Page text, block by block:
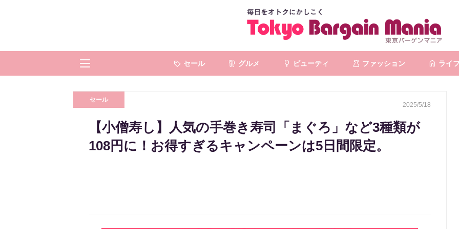
セール グルメ ビューティ ファッション ライフ
セール
2025/5/18
【小僧寿し】人気の手巻き寿司「まぐろ」など3種類が
108円に！お得すぎるキャンペーンは5日間限定。